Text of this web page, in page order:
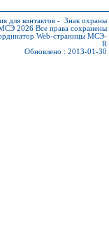
для контактов - Знак охраны
МСЭ 2026 Все права сохранены
Web-страницы МСЭ-
R
Обновлено : 2013-01-30